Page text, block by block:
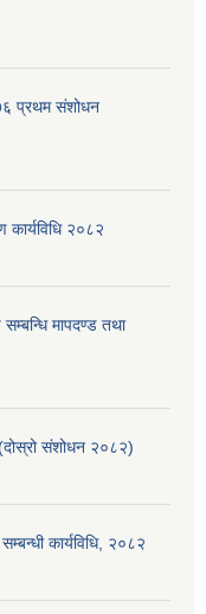
प्रथम संशोधन
२०८२
सम्बन्धि मापदण्ड तथा
(दोस्रो संशोधन २०८२)
कार्यविधि, २०८२